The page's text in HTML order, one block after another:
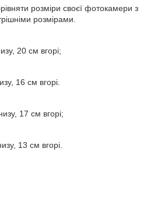
розміри своєї фотокамери з
розмірами.
20 см вгорі;
16 см вгорі.
17 см вгорі;
13 см вгорі.